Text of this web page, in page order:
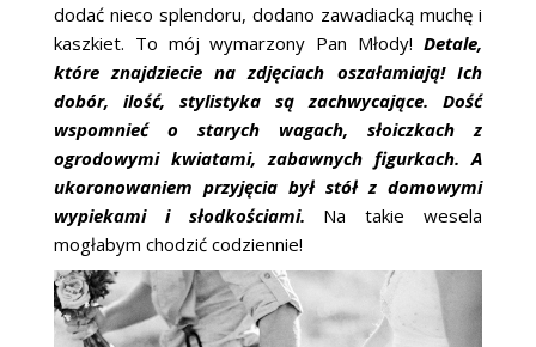
dodać nieco splendoru, dodano zawadiacką muchę i
kaszkiet. To mój wymarzony Pan Młody! Detale,
które znajdziecie na zdjęciach oszałamiają! Ich
dobór, ilość, stylistyka są zachwycające. Dość
wspomnieć o starych wagach, słoiczkach z
ogrodowymi kwiatami, zabawnych figurkach. A
ukoronowaniem przyjęcia był stół z domowymi
wypiekami i słodkościami. Na takie wesela
mogłabym chodzić codziennie!